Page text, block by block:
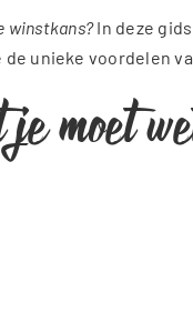
winstkans?In deze
unieke voordelen
moet